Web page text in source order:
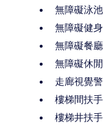
無障礙泳池
無障礙健
無障礙餐廳
無障礙休
走廊視覺
樓梯間扶手
樓梯井扶